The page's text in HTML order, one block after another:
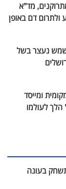
מד"א
ולתרום דם באופן
מבית שמש נעצר בשל
ומייסד
לעולמו
בעונה